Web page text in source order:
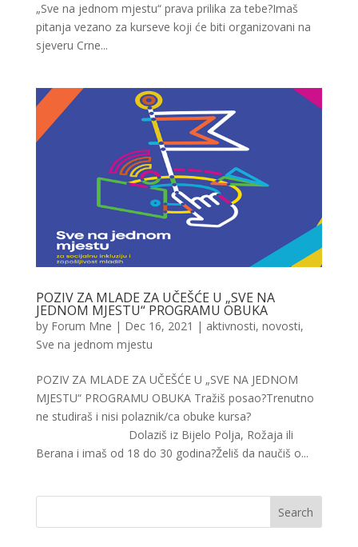
„Sve na jednom mjestu“ prava prilika za tebe?Imaš
pitanja vezano za kurseve koji će biti organizovani na
sjeveru Crne...
POZIV ZA MLADE ZA UČEŠĆE U „SVE NA
JEDNOM MJESTU“ PROGRAMU OBUKA
by Forum Mne | Dec 16, 2021 | aktivnosti, novosti,
Sve na jednom mjestu
POZIV ZA MLADE ZA UČEŠĆE U „SVE NA JEDNOM
MJESTU“ PROGRAMU OBUKA Tražiš posao?Trenutno
ne studiraš i nisi polaznik/ca obuke kursa?
Dolaziš iz Bijelo Polja, Rožaja ili
Berana i imaš od 18 do 30 godina?Želiš da naučiš o...